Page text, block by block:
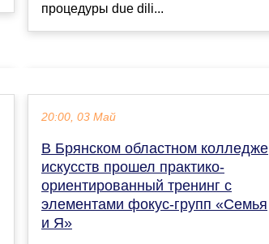
процедуры due dili...
20:00, 03 Май
В Брянском областном колледже
искусств прошел практико-
ориентированный тренинг с
элементами фокус-групп «Семья
и Я»